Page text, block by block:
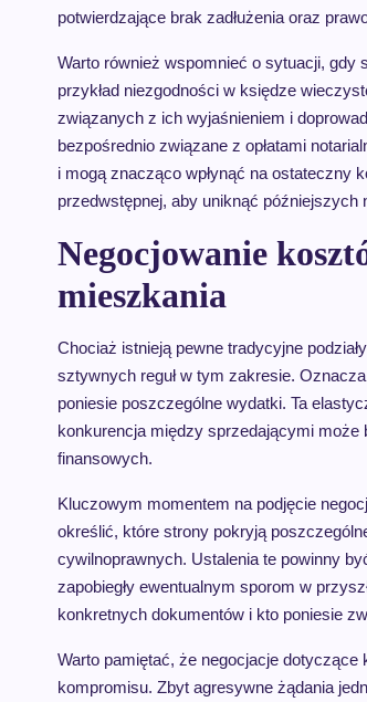
potwierdzające brak zadłużenia oraz
Warto również wspomnieć o sytuacji, gdy
przykład niezgodności w księdze
związanych z ich wyjaśnieniem i
bezpośrednio związane z opłatami
i mogą znacząco wpłynąć na ostateczny
przedwstępnej, aby uniknąć późniejszych
Negocjowanie
mieszkania
Chociaż istnieją pewne tradycyjne
sztywnych reguł w tym zakresie.
poniesie poszczególne wydatki. Ta
konkurencja między sprzedającymi
finansowych.
Kluczowym momentem na podjęcie
określić, które strony pokryją
cywilnoprawnych. Ustalenia te powinny
zapobiegły ewentualnym sporom w
konkretnych dokumentów i kto poniesie
Warto pamiętać, że negocjacje
kompromisu. Zbyt agresywne żądania